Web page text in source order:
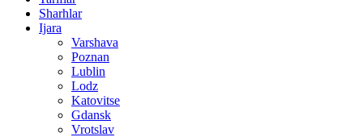
Sharhlar
Ijara
Varshava
Poznan
Lublin
Lodz
Katovitse
Gdansk
Vrotslav